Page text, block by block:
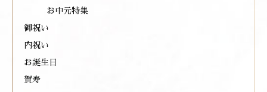
お中元特集
御祝い
内祝い
お誕生日
賀寿